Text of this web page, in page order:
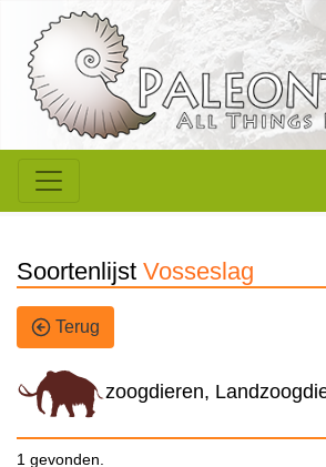
Soortenlijst Vosseslag
Terug
zoogdieren,
1 gevonden.